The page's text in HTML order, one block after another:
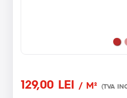
129,00 LEI / M² (TVA